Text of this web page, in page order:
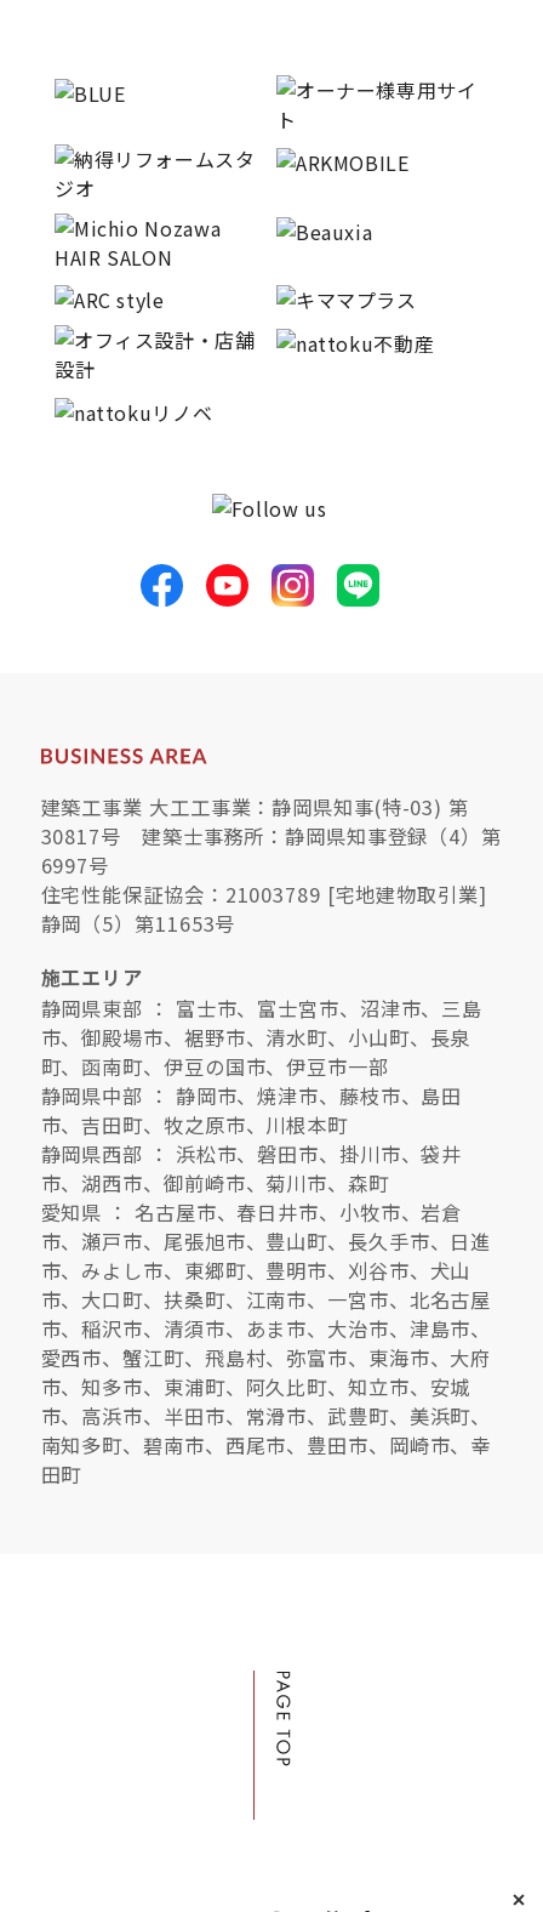
お知らせ 土地情報
近日分譲予定情報 会社情報
動画ギャラリー 採用情報
サイトマップ プライバシーポリシー
よくある質問
CLOSE
建築工事業 大工工事業：静岡県知事(特-03) 第
30817号 建築士事務所：静岡県知事登録（4）第
6997号
住宅性能保証協会：21003789 [宅地建物取引業]
静岡（5）第11653号
施工エリア
静岡県東部 ： 富士市、富士宮市、沼津市、三島
市、御殿場市、裾野市、清水町、小山町、長泉
町、函南町、伊豆の国市、伊豆市一部
静岡県中部 ： 静岡市、焼津市、藤枝市、島田
市、吉田町、牧之原市、川根本町
静岡県西部 ： 浜松市、磐田市、掛川市、袋井
市、湖西市、御前崎市、菊川市、森町
愛知県 ： 名古屋市、春日井市、小牧市、岩倉
市、瀬戸市、尾張旭市、豊山町、長久手市、日進
市、みよし市、東郷町、豊明市、刈谷市、犬山
市、大口町、扶桑町、江南市、一宮市、北名古屋
市、稲沢市、清須市、あま市、大治市、津島市、
愛西市、蟹江町、飛島村、弥富市、東海市、大府
市、知多市、東浦町、阿久比町、知立市、安城
市、高浜市、半田市、常滑市、武豊町、美浜町、
南知多町、碧南市、西尾市、豊田市、岡崎市、幸
田町